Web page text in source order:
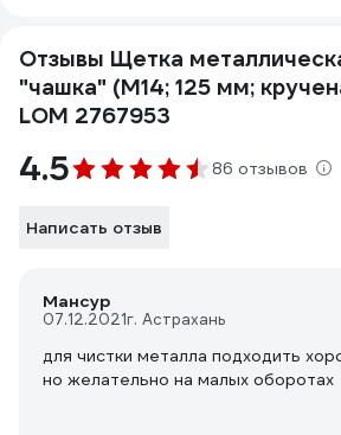
Отзывы Щетка
"чашка" (М14; 125 мм;
LOM 2767953
4.5 86 отзывов
Написать отзыв
Мансур
07.12.2021г. Астрахань
для чистки металла подходить
но желательно на малых оборотах